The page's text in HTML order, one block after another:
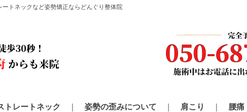
トネックなど姿勢矯正ならどんぐり整体院
トレートネック 姿勢の歪みについて 肩こり 腰痛